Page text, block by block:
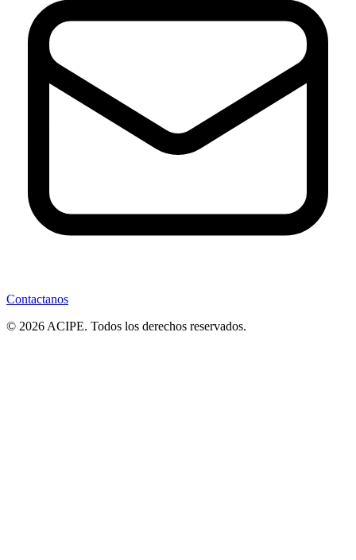
Contactanos
© 2026 ACIPE. Todos los derechos reservados.